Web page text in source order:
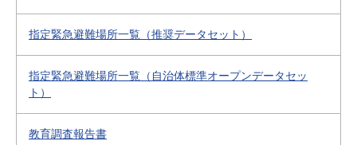
指定緊急避難場所一覧（推奨データセット）
指定緊急避難場所一覧（自治体標準オープンデータセッ
ト）
教育調査報告書